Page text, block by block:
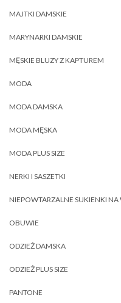
MAJTKI DAMSKIE
MARYNARKI DAMSKIE
MĘSKIE BLUZY Z KAPTUREM
MODA
MODA DAMSKA
MODA MĘSKA
MODA PLUS SIZE
NERKI I SASZETKI
NIEPOWTARZALNE SUKIENKI NA
OBUWIE
ODZIEŻ DAMSKA
ODZIEŻ PLUS SIZE
PANTONE